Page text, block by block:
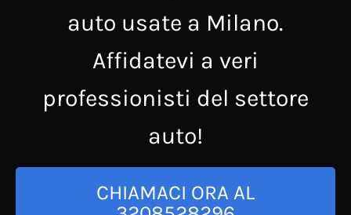
auto usate a Milano.
Affidatevi a veri
professionisti del settore
auto!
CHIAMACI ORA AL